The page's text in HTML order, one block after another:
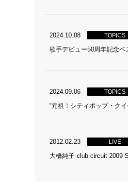
2024.10.08 TOPICS
歌手デビュー50周年記念ベ
2024.09.06 TOPICS
“元祖！シティポップ・ク
2012.02.23 LIVE
大橋純子 club circuit 2009